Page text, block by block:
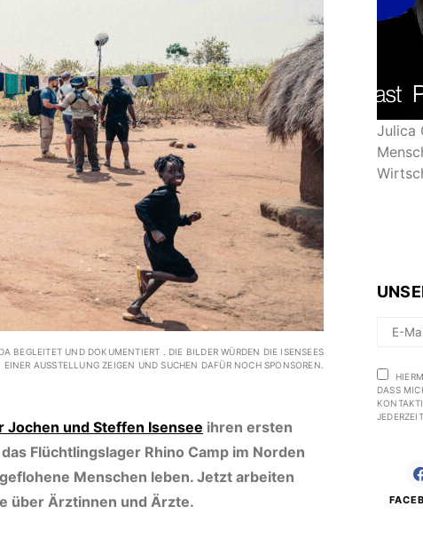
BEGLEITET UND DOKUMENTIERT . DIE BILDER WÜRDEN DIE ISENSEES
EINER AUSSTELLUNG ZEIGEN UND SUCHEN DAFÜR NOCH SPONSOREN.
Jochen und Steffen Isensee ihren ersten
Flüchtlingslager Rhino Camp im Norden
Menschen leben. Jetzt arbeiten
über Ärztinnen und Ärzte.
Julica
DASS